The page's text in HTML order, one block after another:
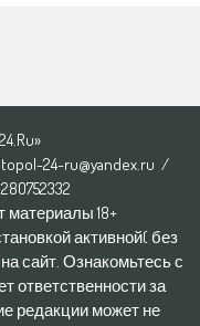
24-ru@yandex.ru /
18+
активной( без
сайт. Ознакомьтесь с
ответственности за
редакции может не